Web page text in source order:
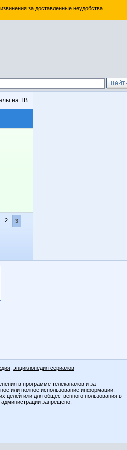
за доставленные неудобства.
на ТВ
2 3
энциклопедия сериалов
в программе телеканалов и за
или полное использование информации,
целей или для общественного пользования в
запрещено.